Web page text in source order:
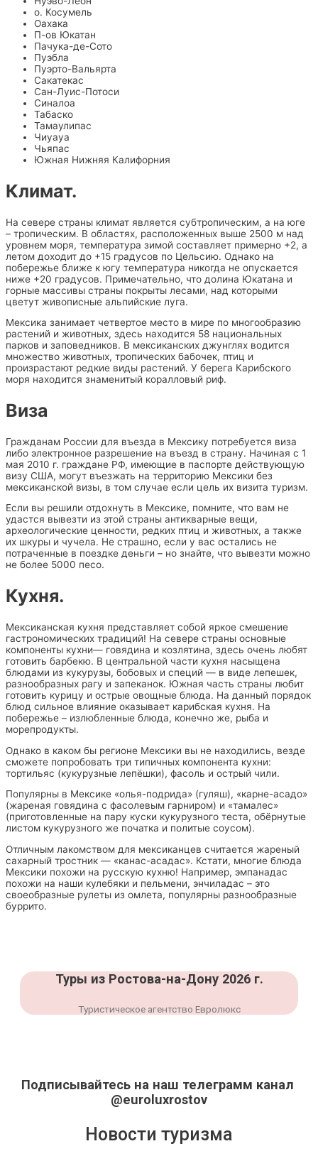
о. Косумель
Оахака
П-ов Юкатан
Пачука-де-Сото
Пуэбла
Пуэрто-Вальярта
Сакатекас
Сан-Луис-Потоси
Синалоа
Табаско
Тамаулипас
Чиуауа
Чьяпас
Южная Нижняя Калифорния
Климат.
На севере страны климат является субтропическим, а на юге
– тропическим. В областях, расположенных выше 2500 м над
уровнем моря, температура зимой составляет примерно +2, а
летом доходит до +15 градусов по Цельсию. Однако на
побережье ближе к югу температура никогда не опускается
ниже +20 градусов. Примечательно, что долина Юкатана и
горные массивы страны покрыты лесами, над которыми
цветут живописные альпийские луга.
Мексика занимает четвертое место в мире по многообразию
растений и животных, здесь находится 58 национальных
парков и заповедников. В мексиканских джунглях водится
множество животных, тропических бабочек, птиц и
произрастают редкие виды растений. У берега Карибского
моря находится знаменитый коралловый риф.
Виза
Гражданам России для въезда в Мексику потребуется виза
либо электронное разрешение на въезд в страну. Начиная с 1
мая 2010 г. граждане РФ, имеющие в паспорте действующую
визу США, могут въезжать на территорию Мексики без
мексиканской визы, в том случае если цель их визита туризм.
Если вы решили отдохнуть в Мексике, помните, что вам не
удастся вывезти из этой страны антикварные вещи,
археологические ценности, редких птиц и животных, а также
их шкуры и чучела. Не страшно, если у вас остались не
потраченные в поездке деньги – но знайте, что вывезти можно
не более 5000 песо.
Кухня.
Мексиканская кухня представляет собой яркое смешение
гастрономических традиций! На севере страны основные
компоненты кухни— говядина и козлятина, здесь очень любят
готовить барбекю. В центральной части кухня насыщена
блюдами из кукурузы, бобовых и специй — в виде лепешек,
разнообразных рагу и запеканок. Южная часть страны любит
готовить курицу и острые овощные блюда. На данный порядок
блюд сильное влияние оказывает карибская кухня. На
побережье – излюбленные блюда, конечно же, рыба и
морепродукты.
Однако в каком бы регионе Мексики вы не находились, везде
сможете попробовать три типичных компонента кухни:
тортильяс (кукурузные лепёшки), фасоль и острый чили.
Популярны в Мексике «олья-подрида» (гуляш), «карне-асадо»
(жареная говядина с фасолевым гарниром) и «тамалес»
(приготовленные на пару куски кукурузного теста, обёрнутые
листом кукурузного же початка и политые соусом).
Отличным лакомством для мексиканцев считается жареный
сахарный тростник — «канас-асадас». Кстати, многие блюда
Мексики похожи на русскую кухню! Например, эмпанадас
похожи на наши кулебяки и пельмени, энчиладас – это
своеобразные рулеты из омлета, популярны разнообразные
буррито.
Туры из Ростова-на-Дону 2026 г.
Туристическое агентство Евролюкс
Подписывайтесь на наш телеграмм канал
@euroluxrostov
Новости туризма